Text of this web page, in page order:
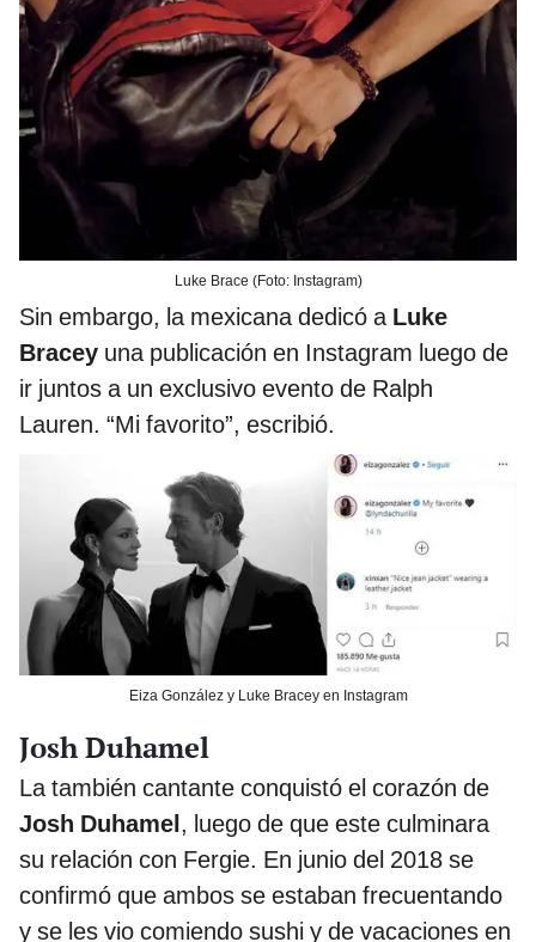
Luke Brace (Foto: Instagram)
Sin embargo, la mexicana dedicó a Luke
Bracey una publicación en Instagram luego de
ir juntos a un exclusivo evento de Ralph
Lauren. “Mi favorito”, escribió.
Eiza González y Luke Bracey en Instagram
Josh Duhamel
La también cantante conquistó el corazón de
Josh Duhamel, luego de que este culminara
su relación con Fergie. En junio del 2018 se
confirmó que ambos se estaban frecuentando
y se les vio comiendo sushi y de vacaciones en